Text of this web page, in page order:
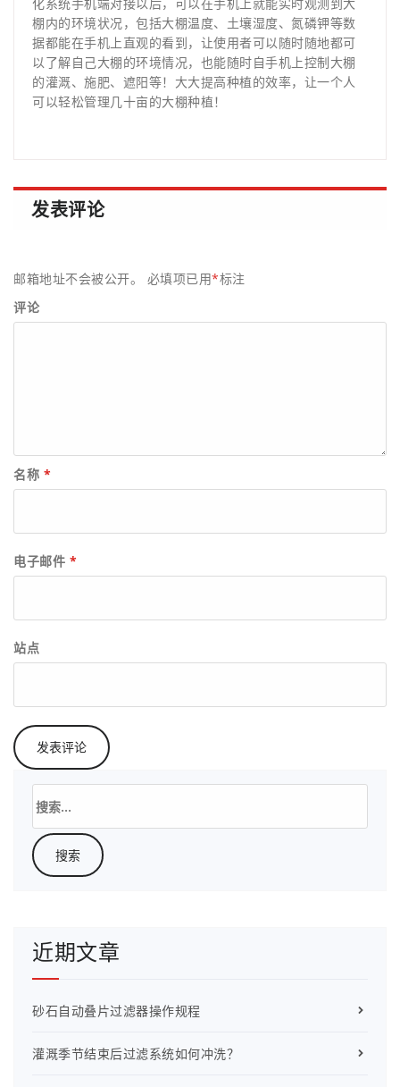
棚内的环境状况，包括大棚温度、土壤湿度、氮磷钾等数
据都能在手机上直观的看到，让使用者可以随时随地都可
以了解自己大棚的环境情况，也能随时自手机上控制大棚
的灌溉、施肥、遮阳等！大大提高种植的效率，让一个人
可以轻松管理几十亩的大棚种植！
发表评论
邮箱地址不会被公开。 必填项已用*标注
评论
名称 *
电子邮件 *
站点
索：
近期文章
砂石自动叠片过滤器操作规程
灌溉季节结束后过滤系统如何冲洗？